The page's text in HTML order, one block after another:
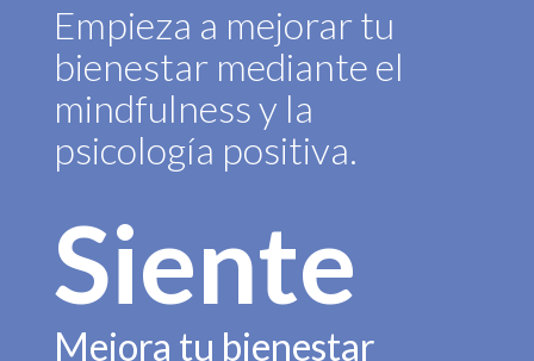
Empieza a mejorar tu
bienestar mediante el
mindfulness y la
psicología positiva.
Siente
Mejora tu bienestar